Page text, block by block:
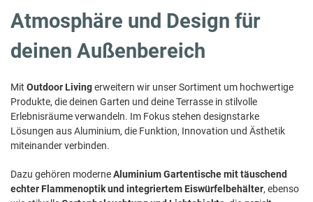
T
O
O
R
Atmosphäre und Design für
deinen Außenbereich
Mit Outdoor Livingerweitern wir unser Sortiment um hochwertige
Produkte, die deinen Garten und deine Terrasse in stilvolle
Erlebnisräume verwandeln. Im Fokus stehen designstarke
Lösungen aus Aluminium, die Funktion, Innovation und Ästhetik
miteinander verbinden.
Dazu gehören moderneAluminium Gartentische mit täuschend
echter Flammenoptik und integriertem Eiswürfelbehälter, ebenso